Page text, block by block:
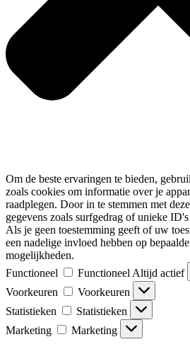
Om de beste ervaringen te bieden,
zoals cookies om informatie over je
raadplegen. Door in te stemmen met
gegevens zoals surfgedrag of unieke
Als je geen toestemming geeft of uw
een nadelige invloed hebben op
mogelijkheden.
Functioneel
Functioneel Altijd actief
Voorkeuren
Voorkeuren
Statistieken
Statistieken
Marketing
Marketing